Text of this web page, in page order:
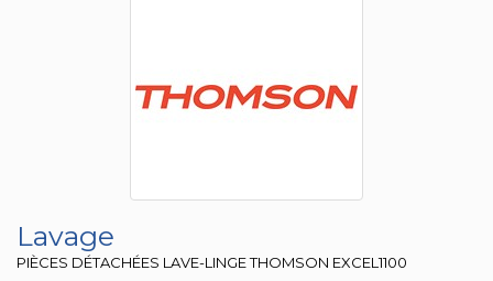
Lavage
PIÈCES DÉTACHÉES LAVE-LINGE THOMSON EXCEL1100